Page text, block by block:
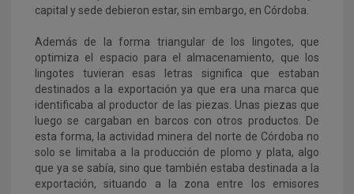
capital y sede debieron estar, sin embargo, en Córdoba.
Además de la forma triangular de los lingotes, que
optimiza el espacio para el almacenamiento, que los
lingotes tuvieran esas letras significa que estaban
destinados a la exportación ya que era una marca que
identificaba al productor de las piezas. Unas piezas que
luego se cargaban en barcos con otros productos. De
esta forma, la actividad minera del norte de Córdoba no
solo se limitaba a la producción de plomo y plata, algo
que ya se sabía, sino que también estaba destinada a la
exportación, situando a la zona entre los emisores